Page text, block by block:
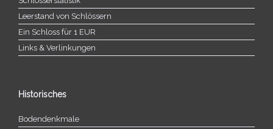
Leerstand von Schlössern
Ein Schloss für 1 EUR
Links & Verlinkungen
Historisches
Bodendenkmale